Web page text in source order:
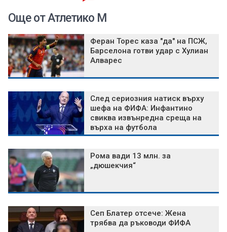
Още от Атлетико М
Феран Торес каза "да" на ПСЖ,
Барселона готви удар с Хулиан
Алварес
След сериозния натиск върху
шефа на ФИФА: Инфантино
свиква извънредна среща на
върха на футбола
Рома вади 13 млн. за
„дюшекчия“
Сеп Блатер отсече: Жена
трябва да ръководи ФИФА